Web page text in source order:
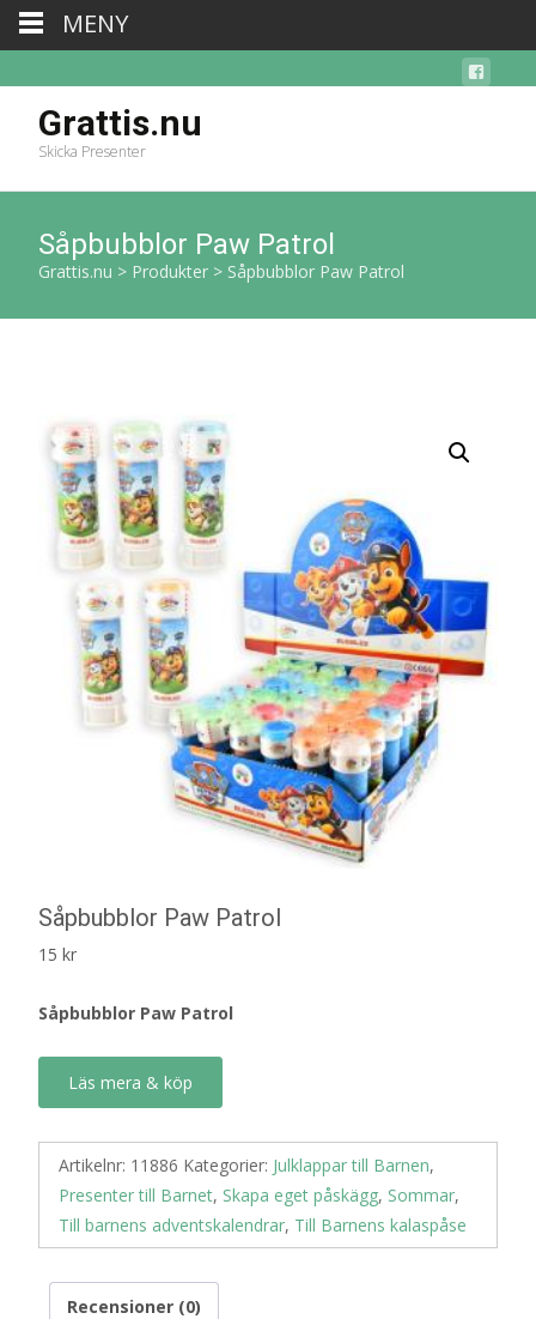
Grattis.nu
Skicka Presenter
Såpbubblor Paw Patrol
Grattis.nu > Produkter > Såpbubblor Paw Patrol
Såpbubblor Paw Patrol
15 kr
Såpbubblor Paw Patrol
Läs mera & köp
Artikelnr: 11886 Kategorier: Julklappar till Barnen,
Presenter till Barnet, Skapa eget påskägg, Sommar,
Till barnens adventskalendrar, Till Barnens kalaspåse
Recensioner (0)
MENY